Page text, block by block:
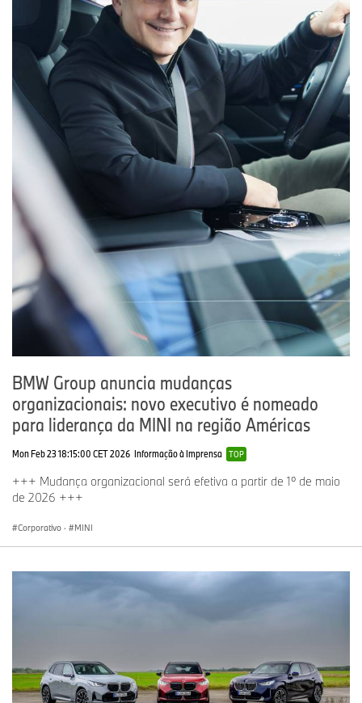
BMW Group anuncia mudanças
organizacionais: novo executivo é nomeado
para liderança da MINI na região Américas
Mon Feb 23 18:15:00 CET 2026 Informação à Imprensa TOP
+++ Mudança organizacional será efetiva a partir de 1º de maio
de 2026 +++
Corporativo · MINI